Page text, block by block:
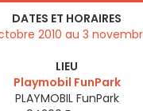
DATES ET HORAIRES
2010 au 3
LIEU
Playmobil FunPark
PLAYMOBIL FunPark